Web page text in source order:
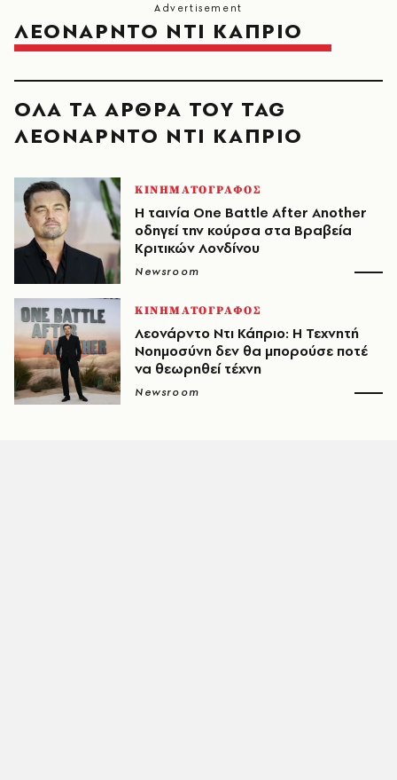
ΛΕΟΝΑΡΝΤΟ ΝΤΙ ΚΑΠΡΙΟ
ΟΛΑ ΤΑ ΑΡΘΡΑ ΤΟΥ TAG
ΛΕΟΝΑΡΝΤΟ ΝΤΙ ΚΑΠΡΙΟ
ΚΙΝΗΜΑΤΟΓΡΑΦΟΣ
Η ταινία One Battle After Another
οδηγεί την κούρσα στα Βραβεία
Κριτικών Λονδίνου
Newsroom
ΚΙΝΗΜΑΤΟΓΡΑΦΟΣ
Λεονάρντο Ντι Κάπριο: Η Τεχνητή
Νοημοσύνη δεν θα μπορούσε ποτέ
να θεωρηθεί τέχνη
Newsroom